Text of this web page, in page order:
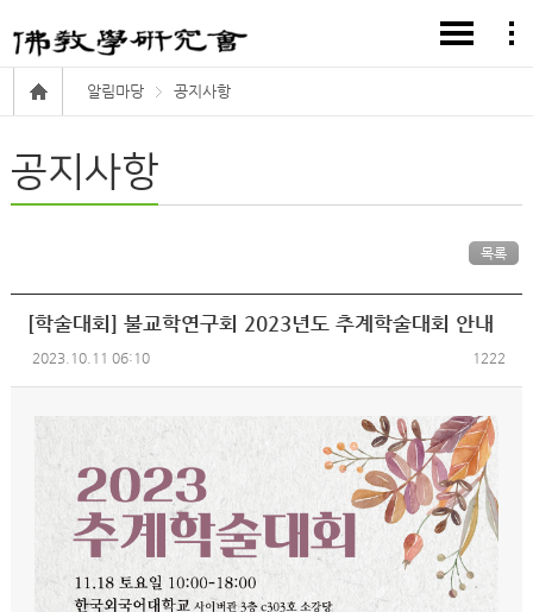
알림마당 공지사항
공지사항
목록
[학술대회] 불교학연구회 2023년도 추계학술대회 안내
2023.10.11 06:10 1222